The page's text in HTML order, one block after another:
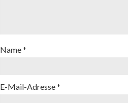
Name*
E-Mail-Adresse*